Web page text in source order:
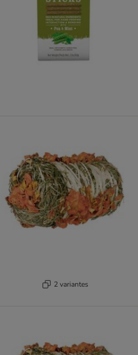
2 variantes